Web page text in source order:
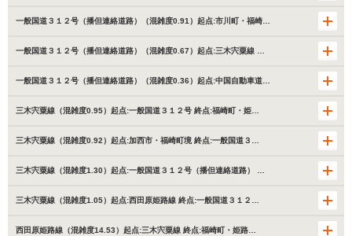
一般国道３１２号（播但連絡道路）（混雑度0.91）起点:市川町・福崎…
一般国道３１２号（播但連絡道路）（混雑度0.67）起点:三木宍粟線 …
一般国道３１２号（播但連絡道路）（混雑度0.36）起点:中国自動車道…
三木宍粟線（混雑度0.95）起点:一般国道３１２号 終点:福崎町・姫…
三木宍粟線（混雑度0.92）起点:加西市・福崎町境 終点:一般国道３…
三木宍粟線（混雑度1.30）起点:一般国道３１２号（播但連絡道路） …
三木宍粟線（混雑度1.05）起点:西田原姫路線 終点:一般国道３１２…
西田原姫路線（混雑度14.53）起点:三木宍粟線 終点:福崎町・姫路…